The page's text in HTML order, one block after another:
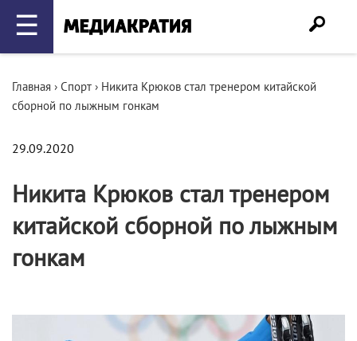
☰
Главная › Спорт › Никита Крюков стал тренером китайской
сборной по лыжным гонкам
29.09.2020
Никита Крюков стал тренером
китайской сборной по лыжным
гонкам